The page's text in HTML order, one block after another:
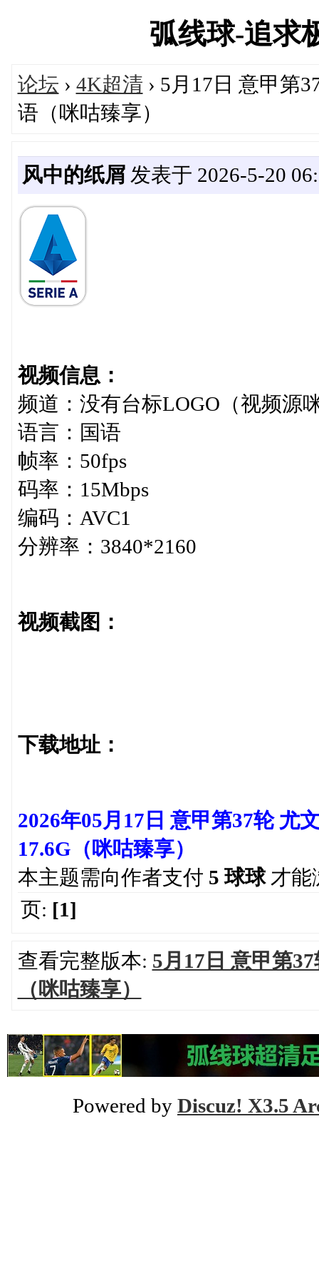
弧线球-追求
论坛 › 4K超清 › 5月17日 意甲第
语（咪咕臻享）
风中的纸屑发表于 2026-5-20
视频信息：
频道：没有台标LOGO（视频源
语言：国语
帧率：50fps
码率：15Mbps
编码：AVC1
分辨率：3840*2160
视频截图：
下载地址：
2026年05月17日 意甲第37轮 尤
17.6G（咪咕臻享）
本主题需向作者支付 5 球球才能
页: [1]
查看完整版本: 5月17日 意甲第
（咪咕臻享）
Powered by Discuz! X3.5